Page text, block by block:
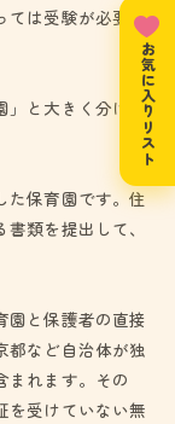
ては受験が必要と
と大きく分け
た保育園です。住
類を提出して、
園と保護者の直接
都など自治体が独
まれます。その
を受けていない無
お気に入りリスト